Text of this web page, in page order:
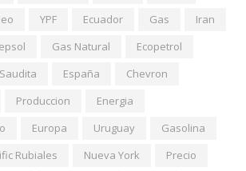
YPF Ecuador Gas
Iran
Gas Natural
Ecopetrol
España
Chevron
Produccion
Energia
Europa Uruguay
Gasolina
Rubiales Nueva York
Precio